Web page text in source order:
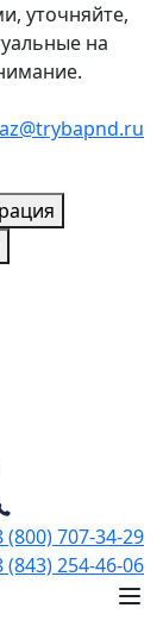
уточняйте,
на
(800) 707-34-29
(843) 254-46-06